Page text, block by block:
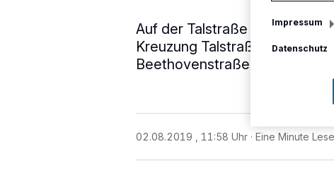
Auf der Talstraße ist die
Kreuzung Talstraße/
Beethovenstraße
02.08.2019 , 11:58 Uhr Eine Minute
Impressum
Datenschutz